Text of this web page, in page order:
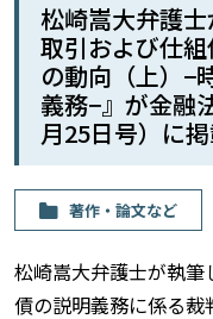
松崎嵩大弁護
取引および仕
の動向（上）−
義務−』が金融
月25日号）に掲
著作・論⽂など
松崎嵩大弁護士が執
債の説明義務に係る